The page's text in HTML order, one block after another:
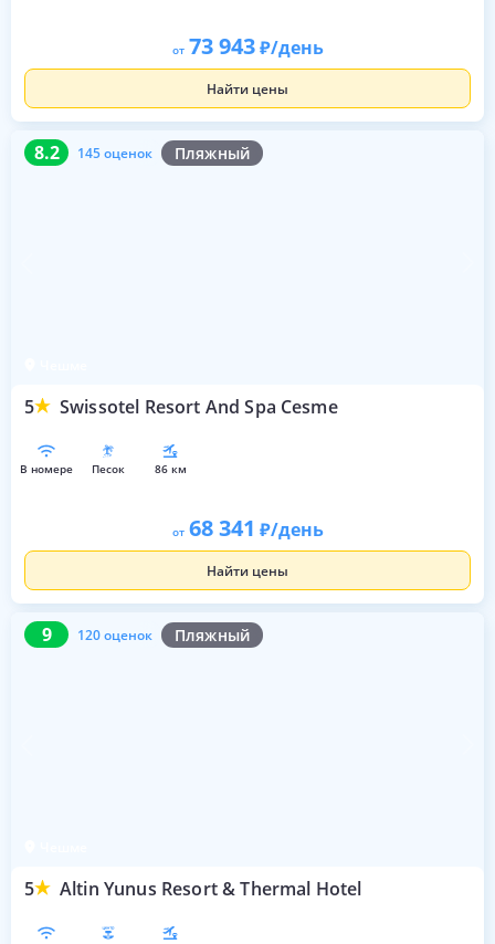
от 73 943 /день
Найти цены
8.2 145 оценок Пляжный
5 Swissotel Resort And Spa Cesme
8.2 145 оценок
в номере песок 86 км
от 68 341 /день
Найти цены
9 120 оценок Пляжный
5 Altin Yunus Resort & Thermal Hotel
9 120 оценок